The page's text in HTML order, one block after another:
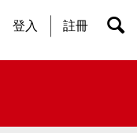
登入 註冊